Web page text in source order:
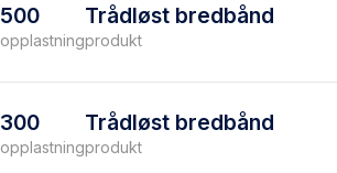
500
opplastning
Trådløst bredbånd
produkt
300
opplastning
Trådløst bredbånd
produkt